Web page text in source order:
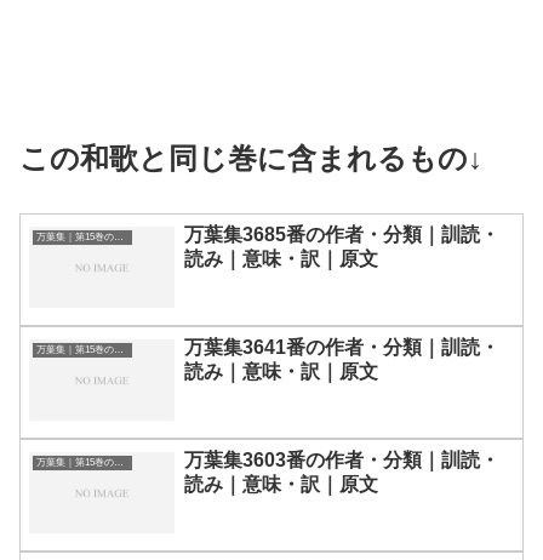
この和歌と同じ巻に含まれるもの↓
万葉集｜第15巻の和歌一覧
万葉集3685番の作者・分類｜訓読・
読み｜意味・訳｜原文
万葉集｜第15巻の和歌一覧
万葉集3641番の作者・分類｜訓読・
読み｜意味・訳｜原文
万葉集｜第15巻の和歌一覧
万葉集3603番の作者・分類｜訓読・
読み｜意味・訳｜原文